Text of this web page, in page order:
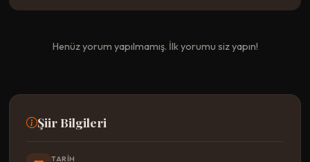
Henüz yorum yapılmamış. İlk yorumu siz yapın!
Şiir Bilgileri
TARIH